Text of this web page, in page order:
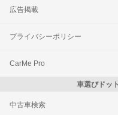
広告掲載
プライバシーポリシー
CarMe Pro
車選びドッ
中古車検索